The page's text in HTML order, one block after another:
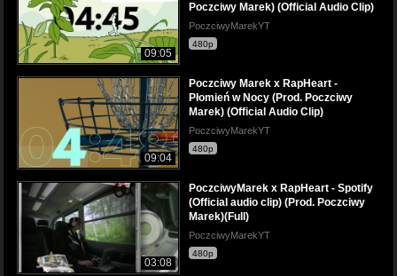
09:05
Poczciwy Marek) (Official Audio Clip)
PoczciwyMarekYT
480p
09:04
Poczciwy Marek x RapHeart -
Płomień w Nocy (Prod. Poczciwy
Marek) (Official Audio Clip)
PoczciwyMarekYT
480p
03:08
PoczciwyMarek x RapHeart - Spotify
(Official audio clip) (Prod. Poczciwy
Marek)(Full)
PoczciwyMarekYT
480p